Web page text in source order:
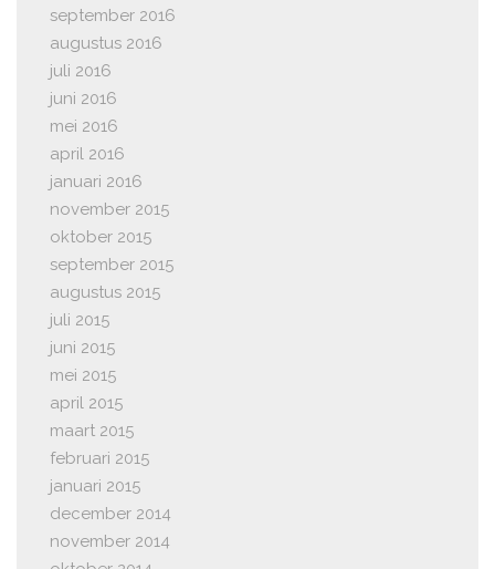
september 2016
augustus 2016
juli 2016
juni 2016
mei 2016
april 2016
januari 2016
november 2015
oktober 2015
september 2015
augustus 2015
juli 2015
juni 2015
mei 2015
april 2015
maart 2015
februari 2015
januari 2015
december 2014
november 2014